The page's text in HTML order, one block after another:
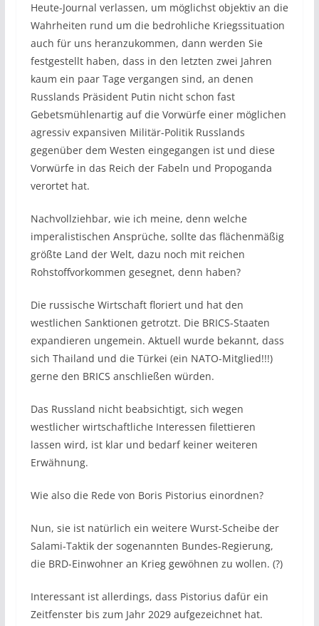
Heute-Journal verlassen, um möglichst objektiv an die
Wahrheiten rund um die bedrohliche Kriegssituation
auch für uns heranzukommen, dann werden Sie
festgestellt haben, dass in den letzten zwei Jahren
kaum ein paar Tage vergangen sind, an denen
Russlands Präsident Putin nicht schon fast
Gebetsmühlenartig auf die Vorwürfe einer möglichen
agressiv expansiven Militär-Politik Russlands
gegenüber dem Westen eingegangen ist und diese
Vorwürfe in das Reich der Fabeln und Propoganda
verortet hat.
Nachvollziehbar, wie ich meine, denn welche
imperalistischen Ansprüche, sollte das flächenmäßig
größte Land der Welt, dazu noch mit reichen
Rohstoffvorkommen gesegnet, denn haben?
Die russische Wirtschaft floriert und hat den
westlichen Sanktionen getrotzt. Die BRICS-Staaten
expandieren ungemein. Aktuell wurde bekannt, dass
sich Thailand und die Türkei (ein NATO-Mitglied!!!)
gerne den BRICS anschließen würden.
Das Russland nicht beabsichtigt, sich wegen
westlicher wirtschaftliche Interessen filettieren
lassen wird, ist klar und bedarf keiner weiteren
Erwähnung.
Wie also die Rede von Boris Pistorius einordnen?
Nun, sie ist natürlich ein weitere Wurst-Scheibe der
Salami-Taktik der sogenannten Bundes-Regierung,
die BRD-Einwohner an Krieg gewöhnen zu wollen. (?)
Interessant ist allerdings, dass Pistorius dafür ein
Zeitfenster bis zum Jahr 2029 aufgezeichnet hat.